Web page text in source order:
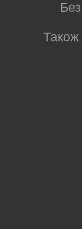
Також